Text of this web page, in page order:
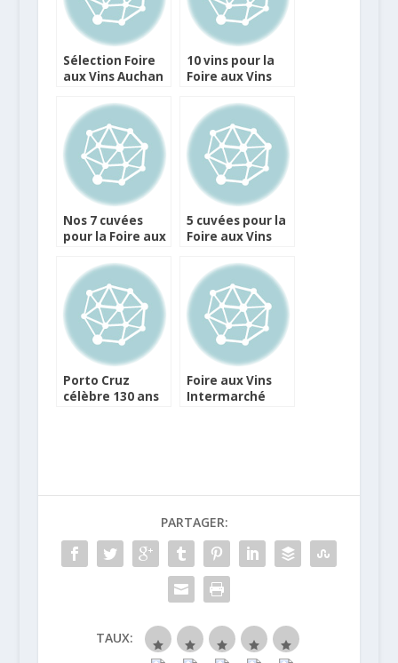
Sélection Foire
aux Vins Auchan
10 vins pour la
Foire aux Vins
Nos 7 cuvées
pour la Foire aux
5 cuvées pour la
Foire aux Vins
Porto Cruz
célèbre 130 ans
Foire aux Vins
Intermarché
PARTAGER:
TAUX: